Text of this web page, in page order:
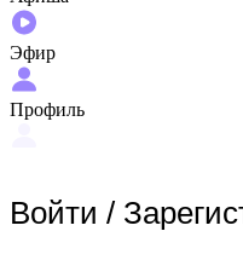
Эфир
Профиль
Войти /